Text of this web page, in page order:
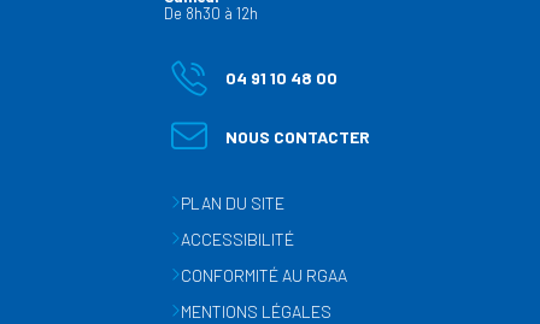
De 8h30 à 12h
04 91 10 48 00
NOUS CONTACTER
PLAN DU SITE
ACCESSIBILITÉ
CONFORMITÉ AU RGAA
MENTIONS LÉGALES